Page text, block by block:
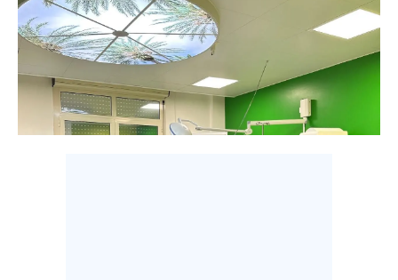
ITALIA
MONDO
POLITICA
ECONOMIA